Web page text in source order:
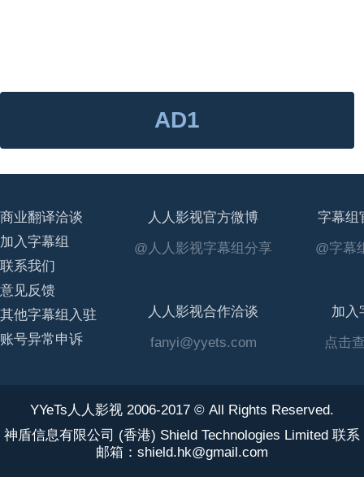
AD1
商业翻译洽谈
加入字幕组
联系我们
意见反馈
其他字幕组入驻
账号异常申诉
人人影视官方微博
@人人影视字幕组分享
字幕组
@字幕
人人影视合作洽谈
fanyi@yyets.com
加入
点击
YYeTs人人影视 2006-2017 © All Rights Reserved.
神盾信息有限公司 (香港) Shield Technologies Limited 联系
邮箱：shield.hk@gmail.com